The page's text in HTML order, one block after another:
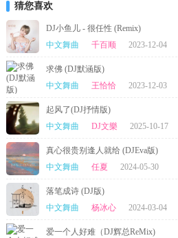
猜您喜欢
DJ小鱼儿 - 很任性 (Remix)
中文舞曲
千百顺 2023-12-04
求佛 (DJ默涵版)
中文舞曲
王恰恰 2023-12-03
起风了(DJ抒情版)
中文舞曲
DJ文樂 2025-10-17
真心很贵别逢人就给 (DJEva版)
中文舞曲
任夏 2024-05-30
落笔成诗 (DJ版)
中文舞曲
杨冰心 2024-03-04
爱一个人好难（DJ辉总ReMix)